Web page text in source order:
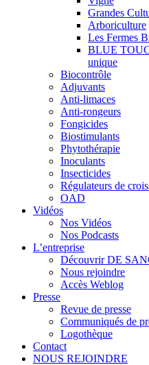
Grandes
Arboriculture
Les Fermes
BLUE
unique
Biocontrôle
Adjuvants
Anti-limaces
Anti-rongeurs
Fongicides
Biostimulants
Phytothérapie
Inoculants
Insecticides
Régulateurs de
OAD
Vidéos
Nos Vidéos
Nos Podcasts
L’entreprise
Découvrir DE
Nous rejoindre
Accès Weblog
Presse
Revue de presse
Communiqués de
Logothèque
Contact
NOUS REJOINDRE